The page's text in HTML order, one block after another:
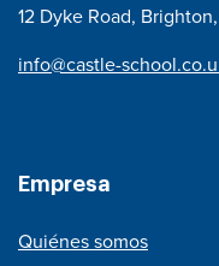
12 Dyke Road,
info@castle-
Empresa
Quiénes somos